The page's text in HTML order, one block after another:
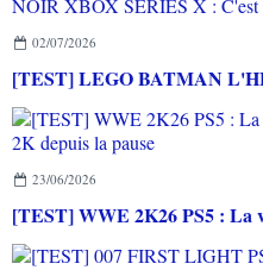
02/07/2026
23/06/2026